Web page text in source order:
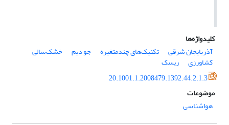
کلیدواژه‌ها
آذربایجان شرقی
تکنیک‌های چندمتغیره جو دیم خشک‌سالی
کشاورزی
ریسک
20.1001.1.2008479.1392.44.2.1.3
موضوعات
هواشناسی